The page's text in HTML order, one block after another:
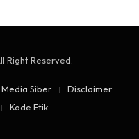
Right Reserved.
Siber
Disclaimer
Kode Etik